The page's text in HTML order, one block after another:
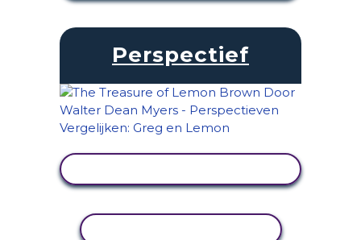
Perspectief